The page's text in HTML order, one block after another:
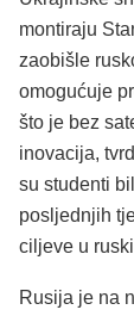
montiraju
zaobišle
omogućuje
što je bez
inovacija,
su studenti
posljednjih
ciljeve u
Rusija je na